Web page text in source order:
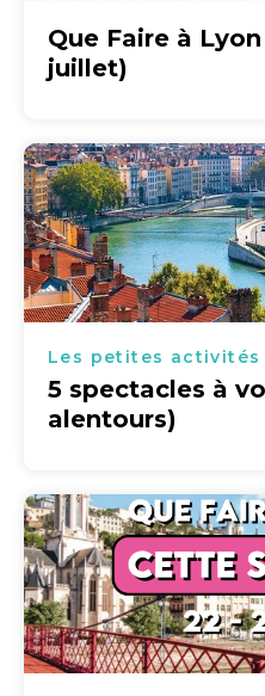
Que Faire à
juillet)
Les petites activités
5 spectacles à
alentours)